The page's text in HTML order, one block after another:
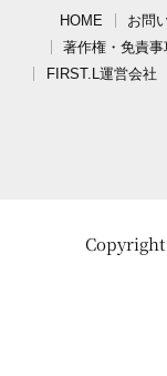
HOME お問
著作権・免責
FIRST.L運営会社